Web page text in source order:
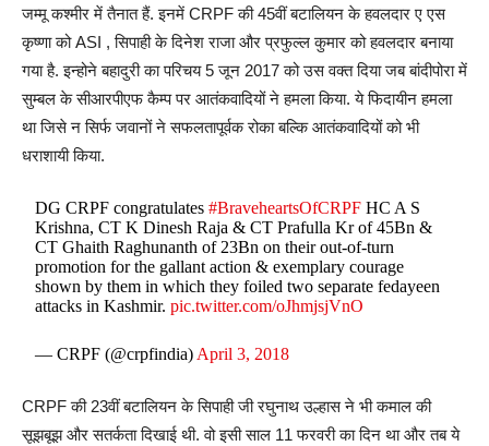
जम्मू कश्मीर में तैनात हैं. इनमें CRPF की 45वीं बटालियन के हवलदार ए एस
कृष्णा को ASI , सिपाही के दिनेश राजा और प्रफुल्ल कुमार को हवलदार बनाया
गया है. इन्होने बहादुरी का परिचय 5 जून 2017 को उस वक्त दिया जब बांदीपोरा में
सुम्बल के सीआरपीएफ कैम्प पर आतंकवादियों ने हमला किया. ये फिदायीन हमला
था जिसे न सिर्फ जवानों ने सफलतापूर्वक रोका बल्कि आतंकवादियों को भी
धराशायी किया.
DG CRPF congratulates#BraveheartsOfCRPF HC A S
Krishna, CT K Dinesh Raja & CT Prafulla Kr of 45Bn &
CT Ghaith Raghunanth of 23Bn on their out-of-turn
promotion for the gallant action & exemplary courage
shown by them in which they foiled two separate fedayeen
attacks in Kashmir.pic.twitter.com/oJhmjsjVnO
— CRPF (@crpfindia) April 3, 2018
CRPF की 23वीं बटालियन के सिपाही जी रघुनाथ उल्हास ने भी कमाल की
सूझबूझ और सतर्कता दिखाई थी. वो इसी साल 11 फरवरी का दिन था और तब ये